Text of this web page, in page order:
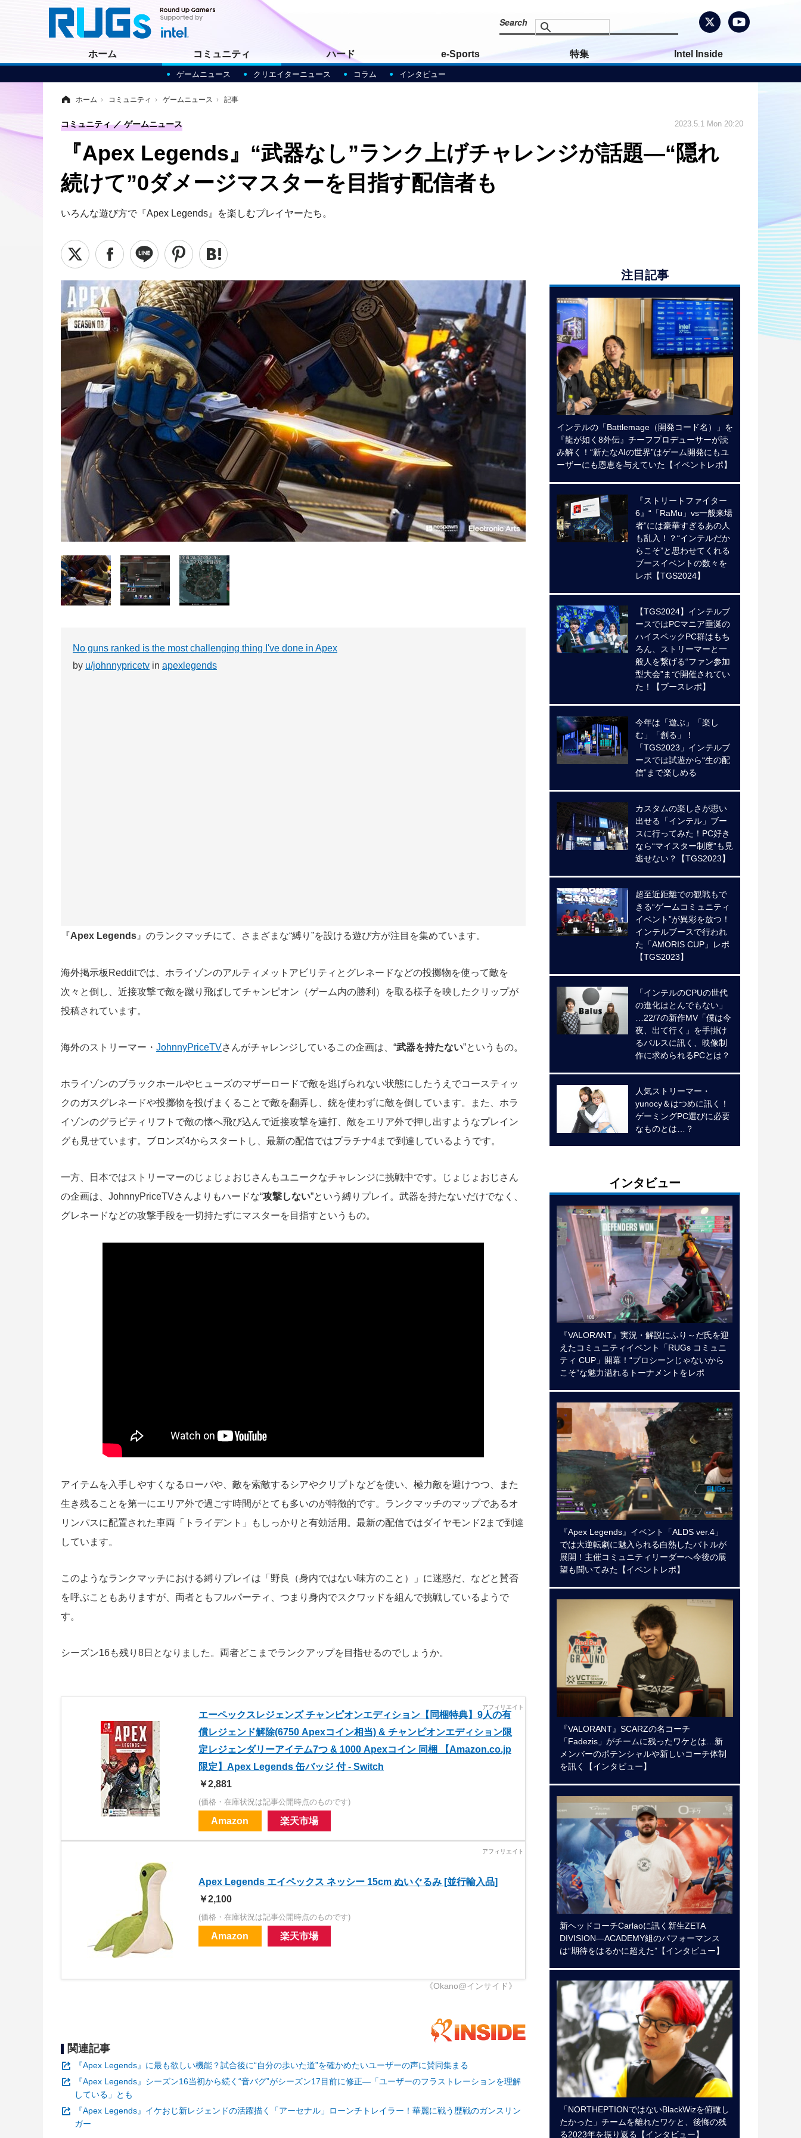
ホーム コミュニティ
ゲームニュース クリエイターニュース コラム インタビュー
ハード e-Sports 特集 Intel Inside
ホーム › コミュニティ › ゲームニュース › 記事
『Apex Legends』“武器なし”ランク上げチャレンジが話題―“隠れ
続けて”0ダメージマスターを目指す配信者も
いろんな遊び方で『Apex Legends』を楽しむプレイヤーたち。
コミュニティ ゲームニュース 2023.5.1 Mon 20:20
No guns ranked is the most challenging thing I've done in Apex
by u/johnnypricetv in apexlegends
『Apex Legends 』のランクマッチにて、さまざまな“縛り”を設ける遊び方が注目を集めています。
海外掲示板Redditでは、ホライゾンのアルティメットアビリティとグレネードなどの投擲物を使って敵を
次々と倒し、近接攻撃で敵を蹴り飛ばしてチャンピオン（ゲーム内の勝利）を取る様子を映したクリップが
投稿されています。
海外のストリーマー・ JohnnyPriceTVさんがチャレンジしているこの企画は、“武器を持たない”というもの。
ホライゾンのブラックホールやヒューズのマザーロードで敵を逃げられない状態にしたうえでコースティッ
クのガスグレネードや投擲物を投げまくることで敵を翻弄し、銃を使わずに敵を倒しています。また、ホラ
イゾンのグラビティリフトで敵の懐へ飛び込んで近接攻撃を連打、敵をエリア外で押し出すようなプレイン
グも見せています。ブロンズ4からスタートし、最新の配信ではプラチナ4まで到達しているようです。
一方、日本ではストリーマーのじょじょおじさんもユニークなチャレンジに挑戦中です。じょじょおじさん
の企画は、JohnnyPriceTVさんよりもハードな“攻撃しない”という縛りプレイ。武器を持たないだけでなく、
グレネードなどの攻撃手段を一切持たずにマスターを目指すというもの。
アイテムを入手しやすくなるローバや、敵を索敵するシアやクリプトなどを使い、極力敵を避けつつ、また
生き残ることを第一にエリア外で過ごす時間がとても多いのが特徴的です。ランクマッチのマップであるオ
リンパスに配置された車両「トライデント」もしっかりと有効活用。最新の配信ではダイヤモンド2まで到達
しています。
このようなランクマッチにおける縛りプレイは「野良（身内ではない味方のこと）」に迷惑だ、などと賛否
を呼ぶこともありますが、両者ともフルパーティ、つまり身内でスクワッドを組んで挑戦しているようで
す。
シーズン16も残り8日となりました。両者どこまでランクアップを目指せるのでしょうか。
エーペックスレジェンズ チャンピオンエディション【同梱特典】9人の有
償レジェンド解除(6750 Apexコイン相当) & チャンピオンエディション限
定レジェンダリーアイテム7つ & 1000 Apexコイン 同梱 【Amazon.co.jp
限定】Apex Legends 缶バッジ 付 - Switch
￥2,881
(価格・在庫状況は記事公開時点のものです)
Amazon 楽天市場
Apex Legends エイペックス ネッシー 15cm ぬいぐるみ [並行輸入品]
￥2,100
(価格・在庫状況は記事公開時点のものです)
Amazon 楽天市場
《Okano@インサイド》
関連記事
『Apex Legends』に最も欲しい機能？試合後に“自分の歩いた道”を確かめたいユーザーの声に賛同集まる
『Apex Legends』シーズン16当初から続く“音バグ”がシーズン17目前に修正―「ユーザーのフラストレーションを理解
している」とも
『Apex Legends』イケおじ新レジェンドの活躍描く「アーセナル」ローンチトレイラー！華麗に戦う歴戦のガンスリン
ガー
注目記事
インテルの「Battlemage（開発コード名）」を
『龍が如く8外伝』チーフプロデューサーが読
み解く！“新たなAIの世界”はゲーム開発にもユ
ーザーにも恩恵を与えていた【イベントレポ】
『ストリートファイター
6』“「RaMu」vs一般来場
者”には豪華すぎるあの人
も乱入！？“インテルだか
らこそ”と思わせてくれる
ブースイベントの数々を
レポ【TGS2024】
【TGS2024】インテルブ
ースではPCマニア垂涎の
ハイスペックPC群はもち
ろん、ストリーマーと一
般人を繋げる“ファン参加
型大会”まで開催されてい
た！【ブースレポ】
今年は「遊ぶ」「楽し
む」「創る」！
「TGS2023」インテルブ
ースでは試遊から“生の配
信”まで楽しめる
カスタムの楽しさが思い
出せる「インテル」ブー
スに行ってみた！PC好き
なら“マイスター制度”も見
逃せない？【TGS2023】
超至近距離での観戦もで
きる“ゲームコミュニティ
イベント”が異彩を放つ！
インテルブースで行われ
た「AMORIS CUP」レポ
【TGS2023】
「インテルのCPUの世代
の進化はとんでもない」
…22/7の新作MV「僕は今
夜、出て行く」を手掛け
るバルスに訊く、映像制
作に求められるPCとは？
人気ストリーマー・
yunocy＆はつめに訊く！
ゲーミングPC選びに必要
なものとは…？
インタビュー
『VALORANT』実況・解説にふり～だ氏を迎
えたコミュニティイベント「RUGs コミュニ
ティ CUP」開幕！“プロシーンじゃないから
こそ”な魅力溢れるトーナメントをレポ
『Apex Legends』イベント「ALDS ver.4」
では大逆転劇に魅入られる白熱したバトルが
展開！主催コミュニティリーダーへ今後の展
望も聞いてみた【イベントレポ】
『VALORANT』SCARZの名コーチ
「Fadezis」がチームに残ったワケとは…新
メンバーのポテンシャルや新しいコーチ体制
を訊く【インタビュー】
新ヘッドコーチCarlaoに訊く新生ZETA
DIVISION―ACADEMY組のパフォーマンス
は“期待をはるかに超えた”【インタビュー】
「NORTHEPTIONではないBlackWizを俯瞰し
たかった」チームを離れたワケと、後悔の残
る2023年を振り返る【インタビュー】